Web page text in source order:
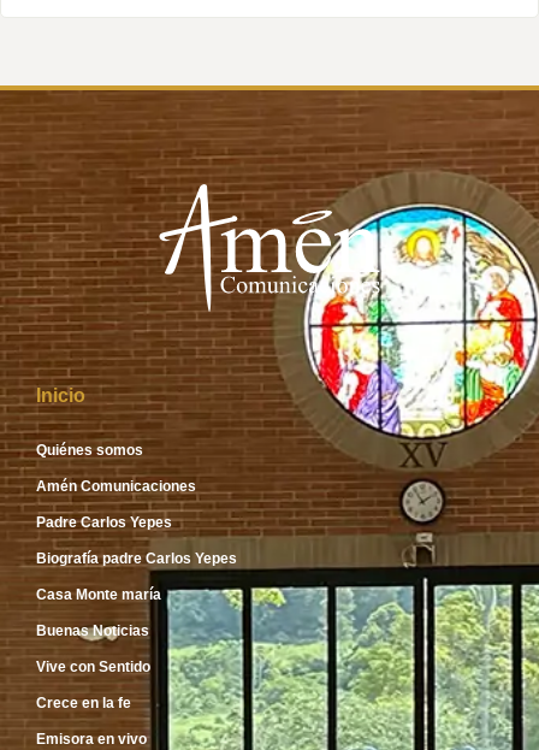
Inicio
Quiénes somos
Amén Comunicaciones
Padre Carlos Yepes
Biografía padre Carlos Yepes
Casa Monte maría
Buenas Noticias
Vive con Sentido
Crece en la fe
Emisora en vivo